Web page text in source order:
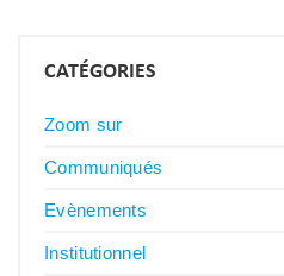
CATÉGORIES
Zoom sur
Communiqués
Evènements
Institutionnel